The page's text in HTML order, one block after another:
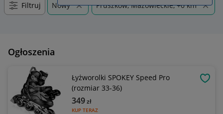
Filtruj Nowy Pruszków, Mazowieckie, +0 km
Ogłoszenia
Łyżworolki SPOKEY Speed Pro
(rozmiar 33-36)
KUP TERAZ
349zł